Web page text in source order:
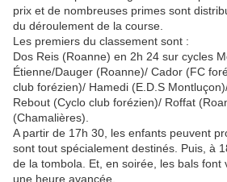
prix et de nombreuses primes sont
du déroulement de la course.
Les premiers du classement sont :
Dos Reis (Roanne) en 2h 24 sur cycles
Étienne/Dauger (Roanne)/ Cador (FC
club forézien)/ Hamedi (E.D.S
Rebout (Cyclo club forézien)/ Roffat
(Chamalières).
A partir de 17h 30, les enfants peuvent
sont tout spécialement destinés. Puis, à
de la tombola. Et, en soirée, les bals font
une heure avancée.